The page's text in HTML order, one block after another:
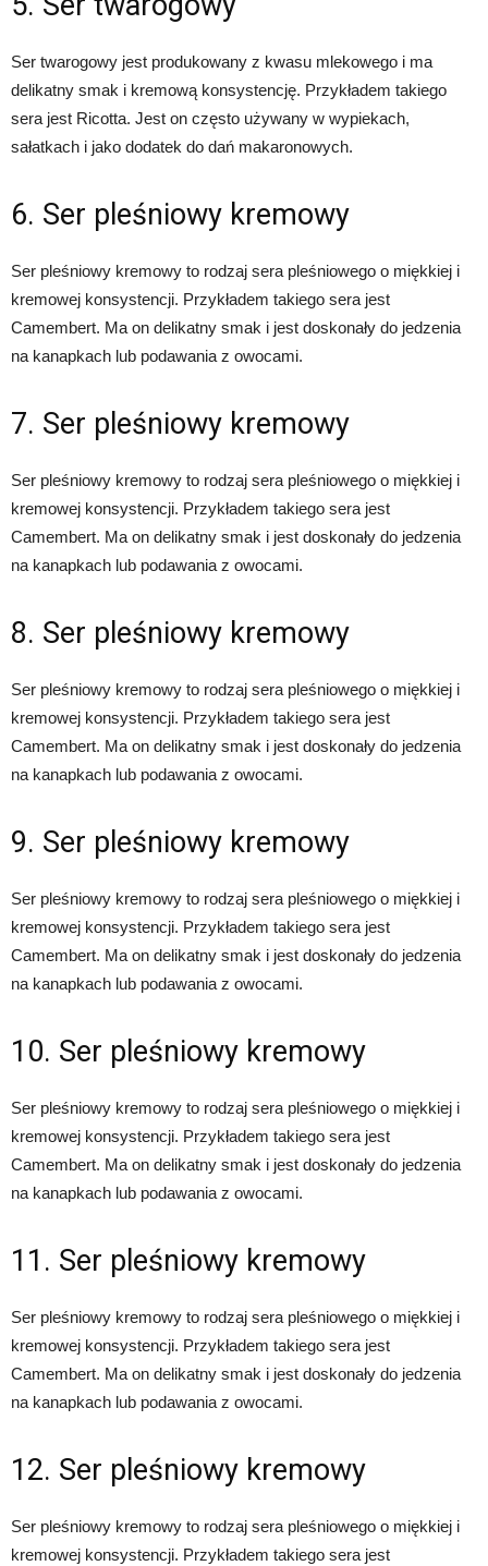
Ser twarogowy jest produkowany z kwasu mlekowego i ma
delikatny smak i kremową konsystencję. Przykładem takiego
sera jest Ricotta. Jest on często używany w wypiekach,
sałatkach i jako dodatek do dań makaronowych.
6. Ser pleśniowy kremowy
Ser pleśniowy kremowy to rodzaj sera pleśniowego o miękkiej i
kremowej konsystencji. Przykładem takiego sera jest
Camembert. Ma on delikatny smak i jest doskonały do jedzenia
na kanapkach lub podawania z owocami.
7. Ser pleśniowy kremowy
Ser pleśniowy kremowy to rodzaj sera pleśniowego o miękkiej i
kremowej konsystencji. Przykładem takiego sera jest
Camembert. Ma on delikatny smak i jest doskonały do jedzenia
na kanapkach lub podawania z owocami.
8. Ser pleśniowy kremowy
Ser pleśniowy kremowy to rodzaj sera pleśniowego o miękkiej i
kremowej konsystencji. Przykładem takiego sera jest
Camembert. Ma on delikatny smak i jest doskonały do jedzenia
na kanapkach lub podawania z owocami.
9. Ser pleśniowy kremowy
Ser pleśniowy kremowy to rodzaj sera pleśniowego o miękkiej i
kremowej konsystencji. Przykładem takiego sera jest
Camembert. Ma on delikatny smak i jest doskonały do jedzenia
na kanapkach lub podawania z owocami.
10. Ser pleśniowy kremowy
Ser pleśniowy kremowy to rodzaj sera pleśniowego o miękkiej i
kremowej konsystencji. Przykładem takiego sera jest
Camembert. Ma on delikatny smak i jest doskonały do jedzenia
na kanapkach lub podawania z owocami.
11. Ser pleśniowy kremowy
Ser pleśniowy kremowy to rodzaj sera pleśniowego o miękkiej i
kremowej konsystencji. Przykładem takiego sera jest
Camembert. Ma on delikatny smak i jest doskonały do jedzenia
na kanapkach lub podawania z owocami.
12. Ser pleśniowy kremowy
Ser pleśniowy kremowy to rodzaj sera pleśniowego o miękkiej i
kremowej konsystencji. Przykładem takiego sera jest